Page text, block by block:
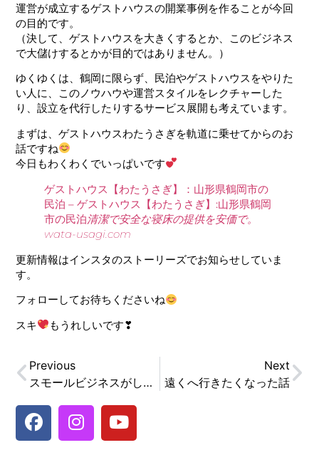
運営が成立するゲストハウスの開業事例を作ることが今回
の目的です。
（決して、ゲストハウスを大きくするとか、このビジネス
で大儲けするとかが目的ではありません。）
ゆくゆくは、鶴岡に限らず、民泊やゲストハウスをやりた
い人に、このノウハウや運営スタイルをレクチャーした
り、設立を代行したりするサービス展開も考えています。
まずは、ゲストハウスわたうさぎを軌道に乗せてからのお
話ですね
今日もわくわくでいっぱいです
ゲストハウス【わたうさぎ】：山形県鶴岡市の
民泊 – ゲストハウス【わたうさぎ】:山形県鶴岡
市の民泊清潔で安全な寝床の提供を安価で。
wata-usagi.com
更新情報はインスタのストーリーズでお知らせしていま
す。
フォローしてお待ちくださいね
スキ
もうれしいです❣
Previous
スモールビジネスがしたい！
Next
遠くへ行きたくなった話